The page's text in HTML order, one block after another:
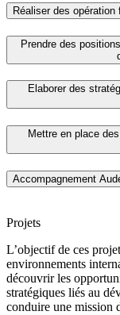
Réaliser des
Prendre des
Elaborer des
Mettre en place
Accompagnement
Projets
L’objectif de ces
environnements
découvrir les
stratégiques liés au
conduire une mission